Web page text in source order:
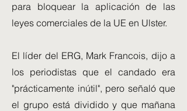
para bloquear la aplicación de las
leyes comerciales de la UE en Ulster.
El líder del ERG, Mark Francois, dijo a
los periodistas que el candado era
"prácticamente inútil", pero señaló que
el grupo está dividido y que mañana